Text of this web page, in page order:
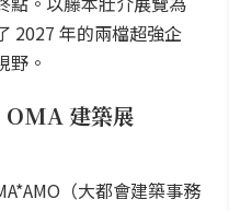
2027 年的兩檔超強企
野。
OMA 建築展
（大都會建築事務